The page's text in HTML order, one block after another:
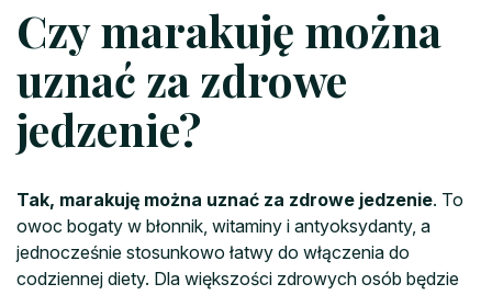
Czy marakuję można
uznać za zdrowe
jedzenie?
Tak, marakuję można uznać za zdrowe jedzenie. To
owoc bogaty w błonnik, witaminy i antyoksydanty, a
jednocześnie stosunkowo łatwy do włączenia do
codziennej diety. Dla większości zdrowych osób będzie